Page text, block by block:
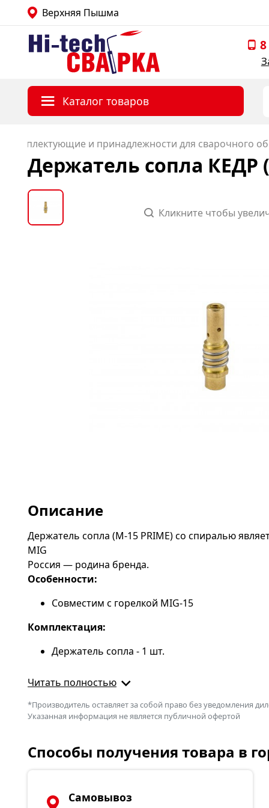
Верхняя Пышма
Главная страница Hitechsvarka
Каталог товаров
Комплектующие и принадлежности для сварочного
Держатель сопла КЕДР
Кликните чтобы
Описание
Держатель сопла (M-15 PRIME) со спиралью
MIG
Россия — родина бренда.
Особенности:
Совместим с горелкой MIG-15
Комплектация:
Держатель сопла - 1 шт.
Читать полностью
*Производитель оставляет за собой право без уведомления
Указанная информация не является публичной офертой
Способы получения товара в
Самовывоз